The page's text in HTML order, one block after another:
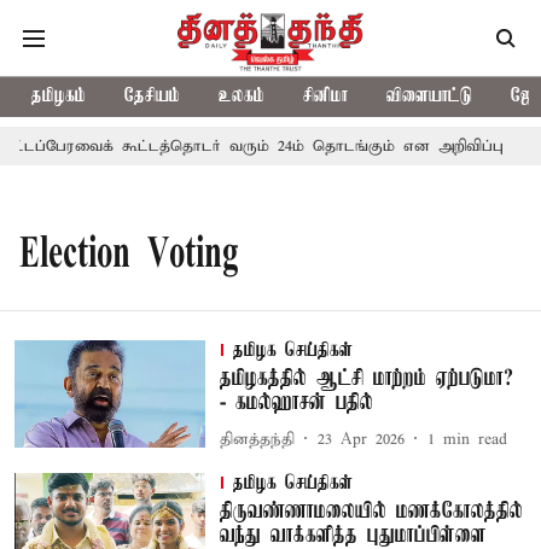
தமிழகம் தேசியம் உலகம் சினிமா விளையாட்டு
சட்டப்பேரவைக் கூட்டத்தொடர் வரும் 24ம் தொடங்கும் என அறிவிப்பு
Election Voting
தமிழக செய்திகள்
தமிழகத்தில் ஆட்சி மாற்றம் ஏற்படுமா?
- கமல்ஹாசன் பதில்
தினத்தந்தி 23 Apr 2026 1 min read
தமிழக செய்திகள்
திருவண்ணாமலையில் மணக்கோலத்தில்
வந்து வாக்களித்த புதுமாப்பிள்ளை